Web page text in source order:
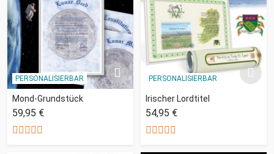
PERSONALISIERBAR
Mond-Grundstück
59,95 €
PERSONALISIERBAR
Irischer Lordtitel
54,95 €